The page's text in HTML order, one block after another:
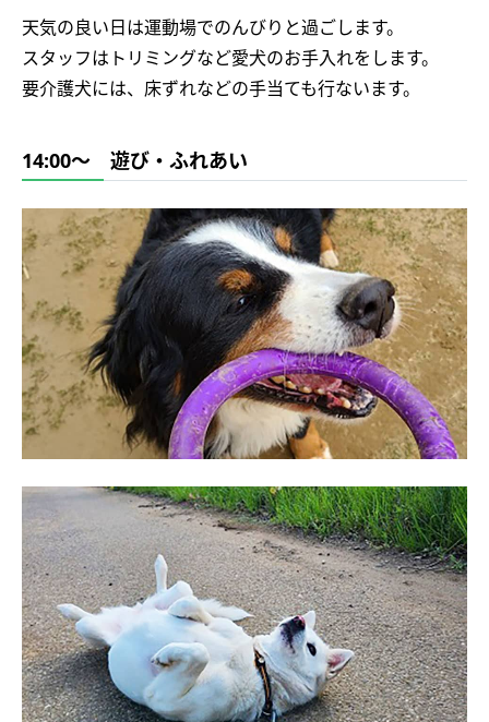
天気の良い日は運動場でのんびりと過ごします。
スタッフはトリミングなど愛犬のお手入れをします。
要介護犬には、床ずれなどの手当ても行ないます。
14:00～ 遊び・ふれあい